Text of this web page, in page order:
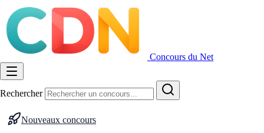
Concours du Net
Rechercher
Nouveaux concours